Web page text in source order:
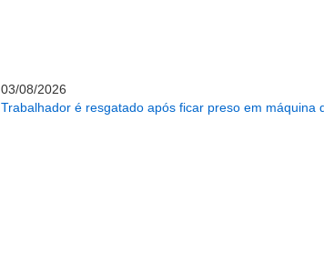
03/08/2026
Trabalhador é resgatado após ficar preso em máquina